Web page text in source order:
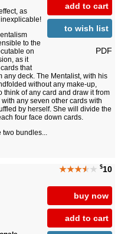
add to cart
to wish list
PDF
as
to the
on
as it
that
any deck. The Mentalist, with his
without any make-up,
think of any card and draw it from
any seven other cards with
by herself. She will divide the
four face down cards.
two bundles...
★★★★★ $10
buy now
add to cart